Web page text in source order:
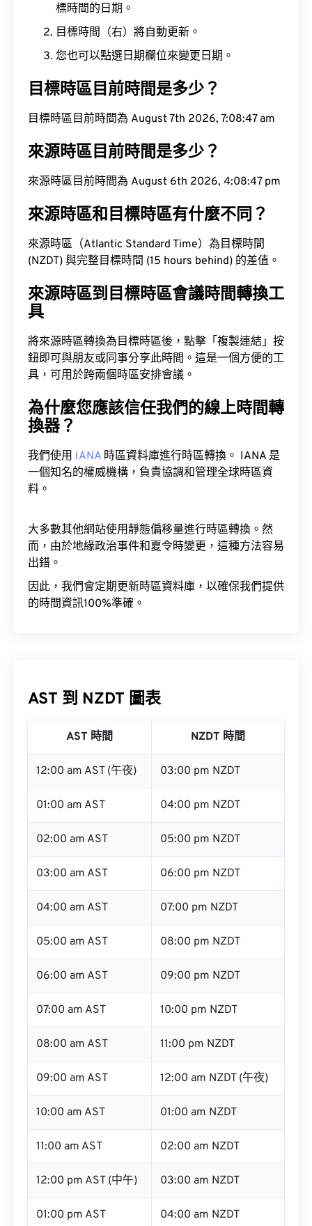
標時間的日期。
目標時間（右）將自動更新。
您也可以點選日期欄位來變更日期。
目標時區目前時間是多少？
目標時區目前時間為 August 7th 2026, 7:08:48 am
來源時區目前時間是多少？
來源時區目前時間為 August 6th 2026, 4:08:48 pm
來源時區和目標時區有什麼不同？
來源時區（Atlantic Standard Time）為目標時間
(NZDT) 與完整目標時間 (15 hours behind) 的差值。
來源時區到目標時區會議時間轉換工
具
將來源時區轉換為目標時區後，點擊「複製連結」按
鈕即可與朋友或同事分享此時間。這是一個方便的工
具，可用於跨兩個時區安排會議。
為什麼您應該信任我們的線上時間轉
換器？
我們使用 IANA 時區資料庫進行時區轉換。 IANA 是
一個知名的權威機構，負責協調和管理全球時區資
料。
大多數其他網站使用靜態偏移量進行時區轉換。然
而，由於地緣政治事件和夏令時變更，這種方法容易
出錯。
因此，我們會定期更新時區資料庫，以確保我們提供
的時間資訊100%準確。
AST 到 NZDT 圖表
AST 時間 NZDT 時間
12:00 am AST (午夜) 03:00 pm NZDT
01:00 am AST 04:00 pm NZDT
02:00 am AST 05:00 pm NZDT
03:00 am AST 06:00 pm NZDT
04:00 am AST 07:00 pm NZDT
05:00 am AST 08:00 pm NZDT
06:00 am AST 09:00 pm NZDT
07:00 am AST 10:00 pm NZDT
08:00 am AST 11:00 pm NZDT
09:00 am AST 12:00 am NZDT (午夜)
10:00 am AST 01:00 am NZDT
11:00 am AST 02:00 am NZDT
12:00 pm AST (中午) 03:00 am NZDT
01:00 pm AST 04:00 am NZDT